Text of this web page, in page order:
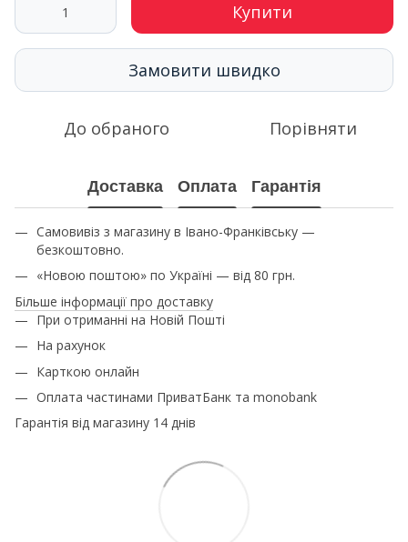
Купити
Замовити швидко
До обраного Порівняти
Доставка Оплата Гарантія
Самовивіз з магазину в Івано-Франківську —
безкоштовно.
«Новою поштою» по Україні — від 80 грн.
Більше інформації про доставку
При отриманні на Новій Пошті
На рахунок
Карткою онлайн
Оплата частинами ПриватБанк та monobank
Гарантія від магазину 14 днів